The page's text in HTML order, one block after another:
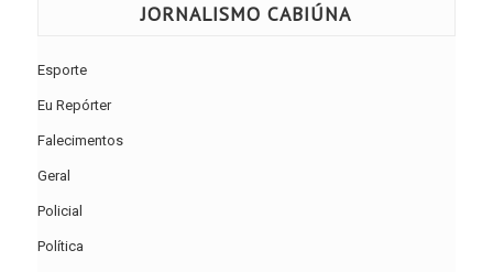
JORNALISMO CABIÚNA
Esporte
Eu Repórter
Falecimentos
Geral
Policial
Política